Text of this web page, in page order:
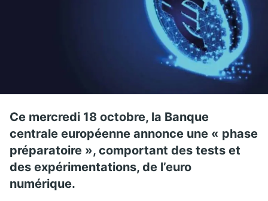
Ce mercredi 18 octobre, la Banque
centrale européenne annonce une « phase
préparatoire », comportant des tests et
des expérimentations, de l’euro
numérique.